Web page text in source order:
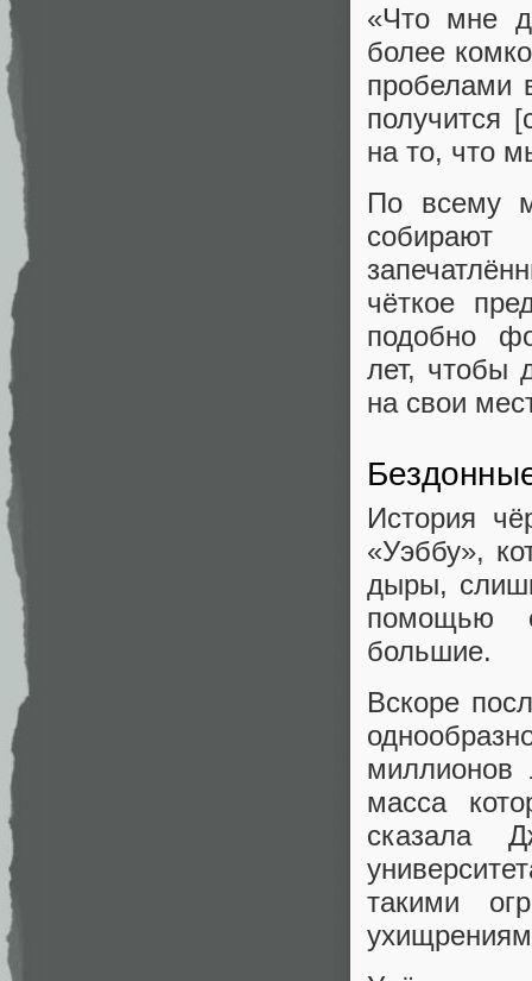
«Что мне
более
пробелами
получится
на то, что
По всему
чёткое
подобно
лет, чтобы
на свои
История
«Уэббу»,
дыры,
помощью
большие.
Вскоре
масса
сказала
такими